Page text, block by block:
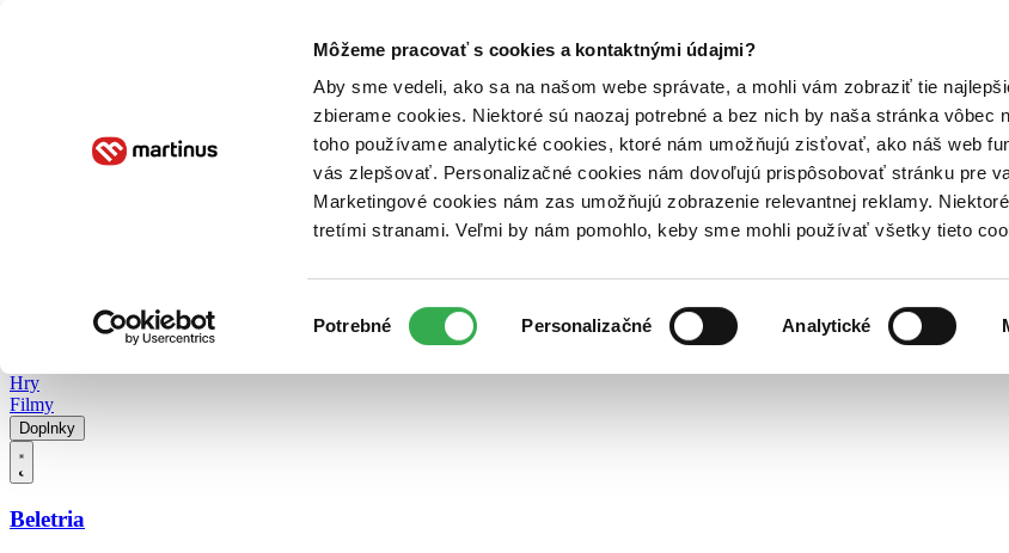
Môžeme pracovať s cookies a kontaktnými údajmi?
Aby sme vedeli, ako sa na našom webe správate, a mohli vám zobraziť tie
zbierame cookies. Niektoré sú naozaj potrebné a bez nich by naša stránka vôbec
toho používame analytické cookies, ktoré nám umožňujú zisťovať, ako náš web
vás zlepšovať. Personalizačné cookies nám dovoľujú prispôsobovať stránku pre
Marketingové cookies nám zas umožňujú zobrazenie relevantnej reklamy.
tretími stranami. Veľmi by nám pomohlo, keby sme mohli používať všetky tieto
súhlasu
Potrebné Personalizačné Analytické
Poukážky Kontakt
Hry
Filmy
Doplnky
Beletria